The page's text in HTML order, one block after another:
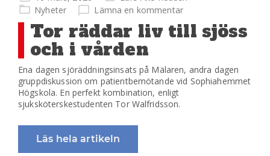
på
Nyheter
Lämna en kommentar
Tor räddar liv till sjöss
och i vården
Ena dagen sjöräddningsinsats på Mälaren, andra dagen
gruppdiskussion om patientbemötande vid Sophiahemmet
Högskola. En perfekt kombination, enligt
sjuksköterskestudenten Tor Walfridsson.
Läs hela artikeln